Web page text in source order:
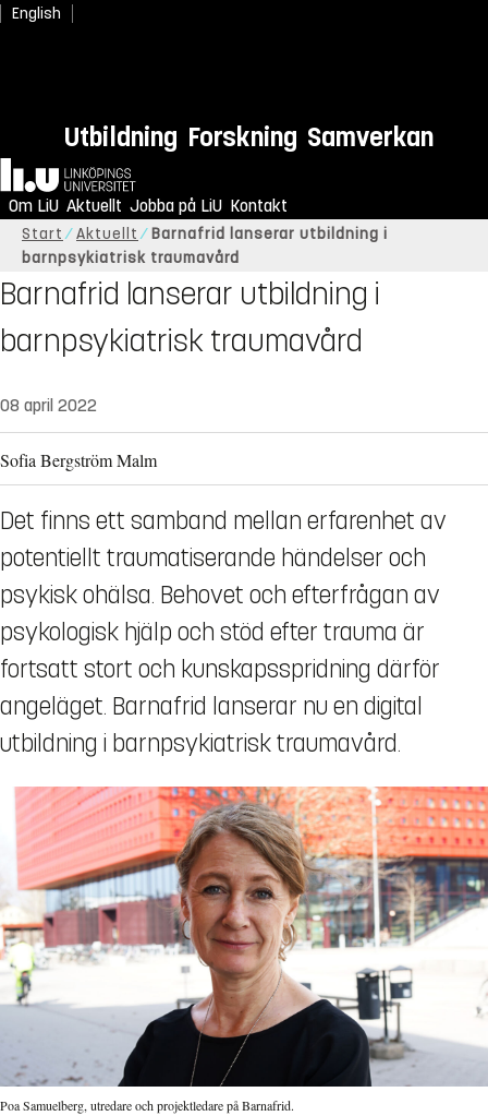
English
Utbildning Forskning Samverkan
Hem
Om LiU Aktuellt Jobba på LiU Kontakt
Start Aktuellt
Barnafrid lanserar utbildning i
barnpsykiatrisk traumavård
Barnafrid lanserar utbildning i
barnpsykiatrisk traumavård
08 april 2022
Sofia Bergström Malm
Det finns ett samband mellan erfarenhet av
potentiellt traumatiserande händelser och
psykisk ohälsa. Behovet och efterfrågan av
psykologisk hjälp och stöd efter trauma är
fortsatt stort och kunskapsspridning därför
angeläget. Barnafrid lanserar nu en digital
utbildning i barnpsykiatrisk traumavård.
Poa Samuelberg, utredare och projektledare på Barnafrid.